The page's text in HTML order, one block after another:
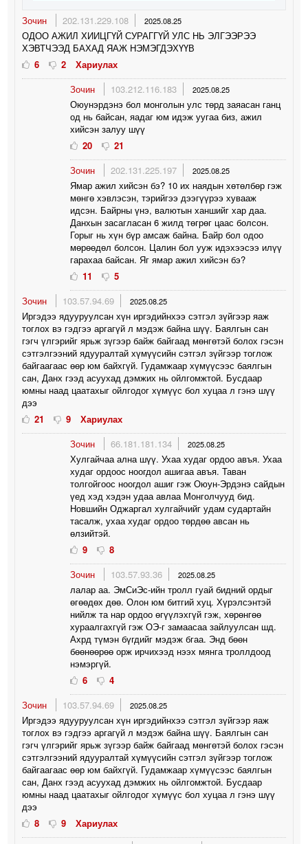
Зочин 202.131.229.108 2025.08.25
ОДОО АЖИЛ ХИИЦГҮЙ СУРАГГҮЙ УЛС НЬ ЭЛГЭЭРЭЭ
ХЭВТЧЭЭД БАХАД ЯАЖ НЭМЭГДЭХҮҮВ
6
2
Хариулах
Зочин
103.212.116.183 2025.08.25
Оюунэрдэнэ бол монголын улс төрд заяасан ганц
од нь байсан, яадаг юм идэж уугаа биз, ажил
хийсэн залуу шүү
20
21
Зочин
202.131.225.197 2025.08.25
Ямар ажил хийсэн бэ? 10 их наядын хөтөлбөр гэж
мөнгө хэвлэсэн, тэрийгээ дээгүүрээ хувааж
идсэн. Байрны үнэ, валютын ханшийг хар даа.
Данхын засагласан 6 жилд төгрөг цаас болсон.
Горыг нь хүн бүр амсаж байна. Байр бол одоо
мөрөөдөл болсон. Цалин бол ууж идэхээсээ илүү
гарахаа байсан. Яг ямар ажил хийсэн бэ?
11
5
Зочин
103.57.94.69 2025.08.25
Иргэдээ ядууруулсан хүн иргэдийнхээ сэтгэл зүйгээр яаж
тоглох вэ гэдгээ аргагүй л мэдэж байна шүү. Баялгын сан
гэгч үлгэрийг ярьж зүгээр байж байгаад мөнгөтэй болох гэсэн
сэтгэлгээний ядууралтай хүмүүсийн сэтгэл зүйгээр тоглож
байгаагаас өөр юм байхгүй. Гудамжаар хүмүүсээс баялгын
сан, Данх гээд асуухад дэмжих нь ойлгомжтой. Бусдаар
юмны наад цаатахыг ойлгодог хүмүүс бол хуцаа л гэнэ шүү
дээ
21
9
Хариулах
Зочин
66.181.181.134 2025.08.25
Хулгайчаа ална шүү. Ухаа худаг ордоо авъя. Ухаа
худаг ордоос ноогдол ашигаа авъя. Таван
толгойгоос ноогдол ашиг гэж Оюун-Эрдэнэ сайдын
үед хэд хэдэн удаа авлаа Монголчууд бид.
Новшийн Оджаргал хулгайчийг удам судартайн
тасалж, ухаа худаг ордоо төрдөө авсан нь
өлзийтэй.
9
8
Зочин
103.57.93.36 2025.08.25
лалар аа. ЭмСиЭс-ийн тролл гуай бидний ордыг
өгөөдөх дөө. Олон юм битгий хуц. Хүрэлсэнтэй
нийлж та нар ордоо өгүүлэхгүй гэж, хөрөнгөө
хураалгахгүй гэж ОЭ-г замаасаа зайлуулсан шд.
Ахрд түмэн бүгдийг мэдэж бгаа. Энд бөөн
бөөнөөрөө орж ирчихээд нээх мянга троллдоод
нэмэргүй.
6
4
Зочин
103.57.94.69 2025.08.25
Иргэдээ ядууруулсан хүн иргэдийнхээ сэтгэл зүйгээр яаж
тоглох вэ гэдгээ аргагүй л мэдэж байна шүү. Баялгын сан
гэгч үлгэрийг ярьж зүгээр байж байгаад мөнгөтэй болох гэсэн
сэтгэлгээний ядууралтай хүмүүсийн сэтгэл зүйгээр тоглож
байгаагаас өөр юм байхгүй. Гудамжаар хүмүүсээс баялгын
сан, Данх гээд асуухад дэмжих нь ойлгомжтой. Бусдаар
юмны наад цаатахыг ойлгодог хүмүүс бол хуцаа л гэнэ шүү
дээ
8
9
Хариулах